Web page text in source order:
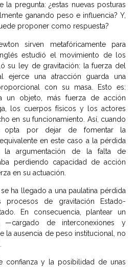
la pregunta: ¿estas nuevas posturas
ganando peso e influencia? Y,
proponer como respuesta?
sirven metafóricamente para
estudió el movimiento de los
su ley de gravitación: la fuerza del
ejerce una atracción guarda una
con su masa. Esto es:
un objeto, más fuerza de acción
los cuerpos físicos y los actores
en su funcionamiento. Así, cuando
opta por dejar de fomentar la
en este caso a la pérdida
argumentación de la falta de
perdiendo capacidad de acción
en su actuación.
ha llegado a una paulatina pérdida
de gravitación Estado-
En consecuencia, plantear un
—cargado de interconexiones y
la ausencia de peso institucional, no
confianza y la posibilidad de unas